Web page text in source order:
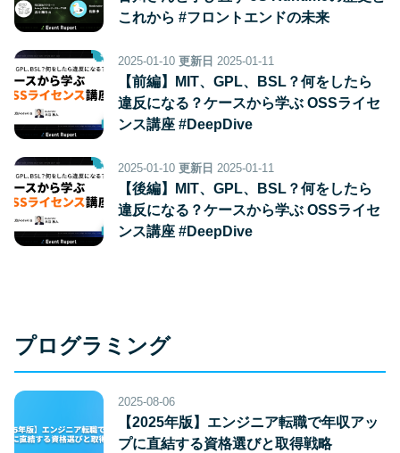
これから #フロントエンドの未来
2025-01-10 更新日 2025-01-11
【前編】MIT、GPL、BSL？何をしたら
違反になる？ケースから学ぶ OSSライセ
ンス講座 #DeepDive
2025-01-10 更新日 2025-01-11
【後編】MIT、GPL、BSL？何をしたら
違反になる？ケースから学ぶ OSSライセ
ンス講座 #DeepDive
プログラミング
2025-08-06
【2025年版】エンジニア転職で年収アッ
プに直結する資格選びと取得戦略